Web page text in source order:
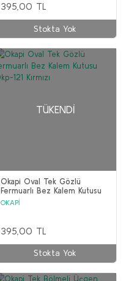
395,00 TL
Stokta Yok
TÜKENDI
Okapi Oval Tek Gözlü
Fermuarlı Bez Kalem Kutusu
Okp-121 Kırmızı
OKAPİ
395,00 TL
Stokta Yok